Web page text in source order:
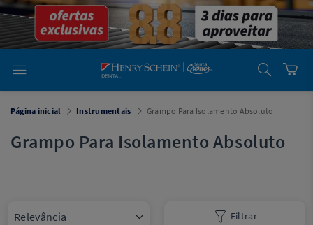
emDental
Cremer -
Henry Schein
Laboratório
Laboratório
emDental
Henry Schein
Equipamentos
Você está
Página inicial Instrumentais Grampo Para Isolamento Absoluto
Grampo Para Isolamento Absoluto
Filtrar